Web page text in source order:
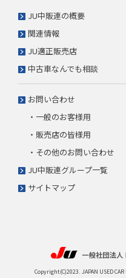
JU中販連の概要
関連情報
JU適正販売店
中古車なんでも相談
お問い合わせ
・一般のお客様用
・販売店の皆様用
・その他のお問い合わせ
JU中販連グループ一覧
サイトマップ
Copyright(C)2023. JAPAN USED